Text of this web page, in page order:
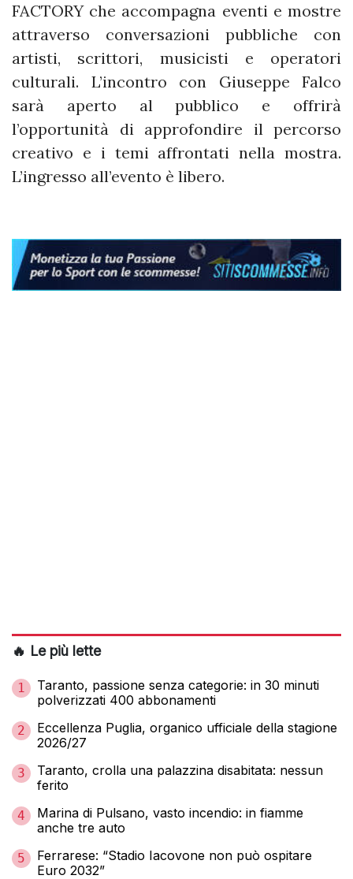
FACTORY che accompagna eventi e mostre
attraverso conversazioni pubbliche con
artisti, scrittori, musicisti e operatori
culturali. L’incontro con Giuseppe Falco
sarà aperto al pubblico e offrirà
l’opportunità di approfondire il percorso
creativo e i temi affrontati nella mostra.
L’ingresso all’evento è libero.
🔥 Le più lette
1
Taranto, passione senza categorie: in 30 minuti
polverizzati 400 abbonamenti
2
Eccellenza Puglia, organico ufficiale della stagione
2026/27
3
Taranto, crolla una palazzina disabitata: nessun
ferito
4
Marina di Pulsano, vasto incendio: in fiamme
anche tre auto
5
Ferrarese: “Stadio Iacovone non può ospitare
Euro 2032”